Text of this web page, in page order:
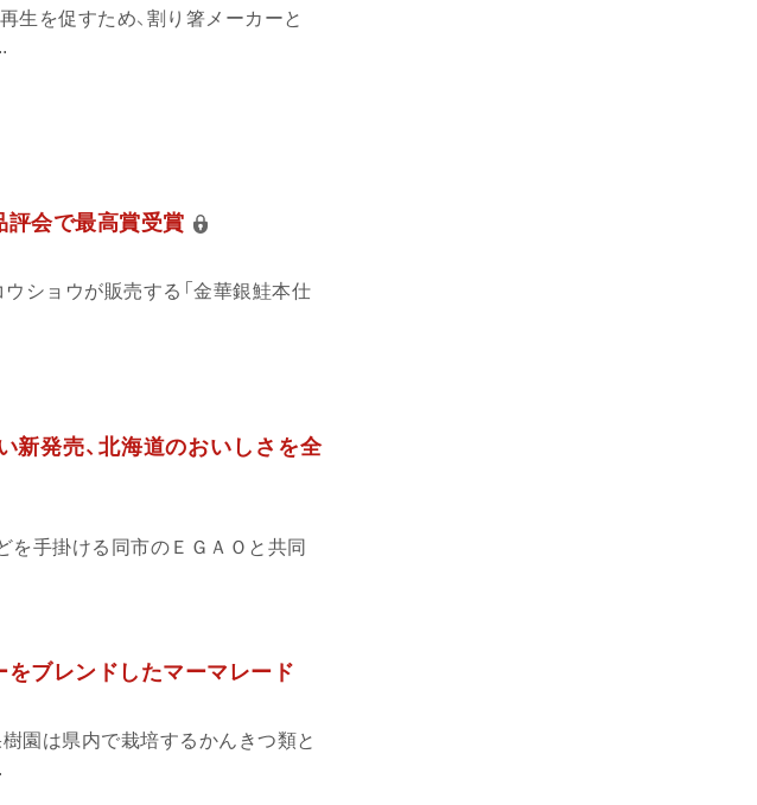
生を促すため、割り箸メーカーと
評会で最高賞受賞
ショウが販売する「金華銀鮭本仕
新発売、北海道のおいしさを全
を手掛ける同市のＥＧＡＯと共同
をブレンドしたマーマレード
園は県内で栽培するかんきつ類と